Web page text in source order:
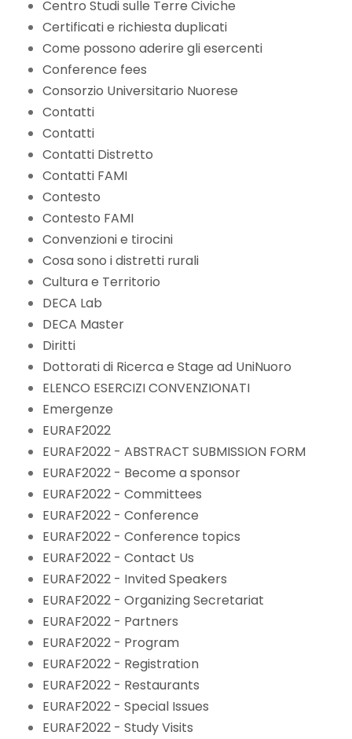
Centro Studi sulle Terre Civiche
Certificati e richiesta duplicati
Come possono aderire gli esercenti
Conference fees
Consorzio Universitario Nuorese
Contatti
Contatti
Contatti Distretto
Contatti FAMI
Contesto
Contesto FAMI
Convenzioni e tirocini
Cosa sono i distretti rurali
Cultura e Territorio
DECA Lab
DECA Master
Diritti
Dottorati di Ricerca e Stage ad UniNuoro
ELENCO ESERCIZI CONVENZIONATI
Emergenze
EURAF2022
EURAF2022 - ABSTRACT SUBMISSION FORM
EURAF2022 - Become a sponsor
EURAF2022 - Committees
EURAF2022 - Conference
EURAF2022 - Conference topics
EURAF2022 - Contact Us
EURAF2022 - Invited Speakers
EURAF2022 - Organizing Secretariat
EURAF2022 - Partners
EURAF2022 - Program
EURAF2022 - Registration
EURAF2022 - Restaurants
EURAF2022 - Special Issues
EURAF2022 - Study Visits